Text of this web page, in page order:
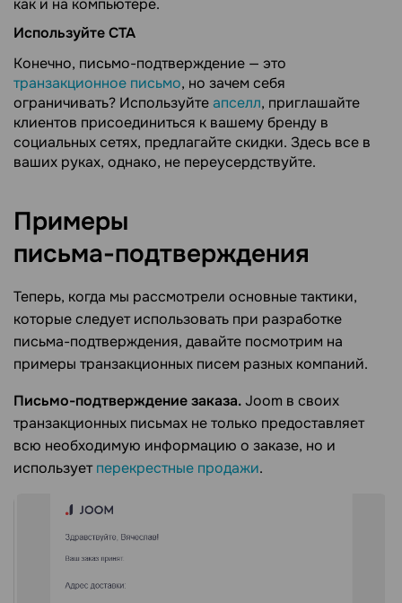
как и на компьютере.
Используйте CTA
Конечно, письмо-подтверждение — это
транзакционное письмо, но зачем себя
ограничивать? Используйтеапселл, приглашайте
клиентов присоединиться к вашему бренду в
социальных сетях, предлагайте скидки. Здесь все в
ваших руках, однако, не переусердствуйте.
Примеры
письма-подтверждения
Теперь, когда мы рассмотрели основные тактики,
которые следует использовать при разработке
письма-подтверждения, давайте посмотрим на
примеры транзакционных писем разных компаний.
Письмо-подтверждение заказа.Joom в своих
транзакционных письмах не только предоставляет
всю необходимую информацию о заказе, но и
используетперекрестные продажи.